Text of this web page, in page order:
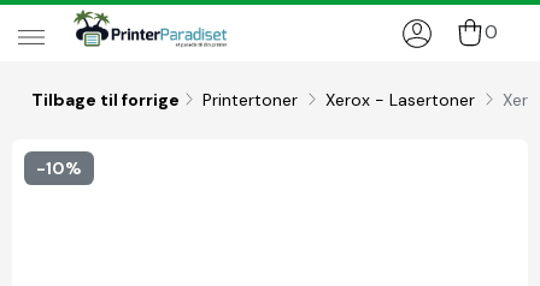
0
Tilbage til forrige Printertoner Xerox - Lasertoner
-10%